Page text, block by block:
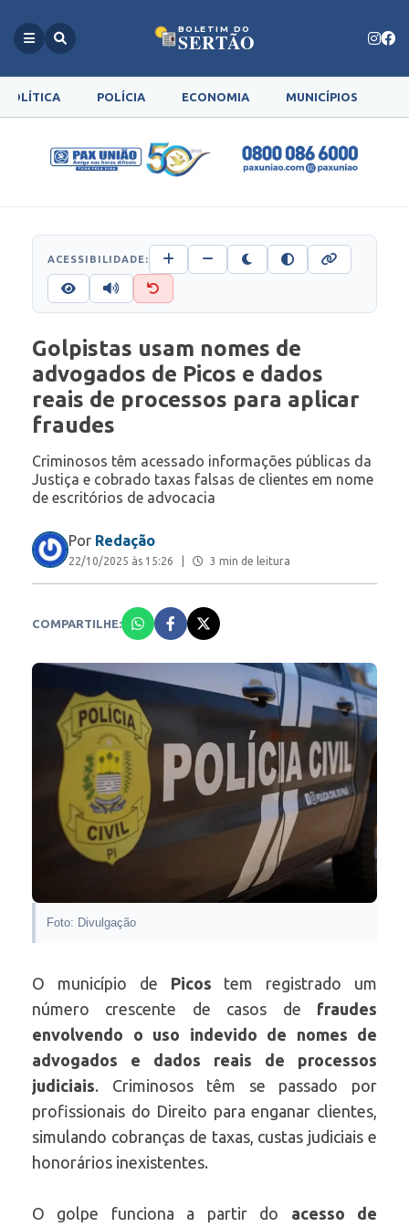
BOLETIM DO
SERTÃO
POLÍTICA POLÍCIA ECONOMIA MUNICÍPIOS
ACESSIBILIDADE:
Golpistas usam nomes de
advogados de Picos e dados
reais de processos para aplicar
fraudes
Criminosos têm acessado informações públicas da
Justiça e cobrado taxas falsas de clientes em nome
de escritórios de advocacia
Por Redação
22/10/2025 às 15:26 3 min de leitura
COMPARTILHE:
Foto: Divulgação
O município de Picos tem registrado um
número crescente de casos de fraudes
envolvendo o uso indevido de nomes de
advogados e dados reais de processos
judiciais. Criminosos têm se passado por
profissionais do Direito para enganar clientes,
simulando cobranças de taxas, custas judiciais e
honorários inexistentes.
O golpe funciona a partir do acesso de